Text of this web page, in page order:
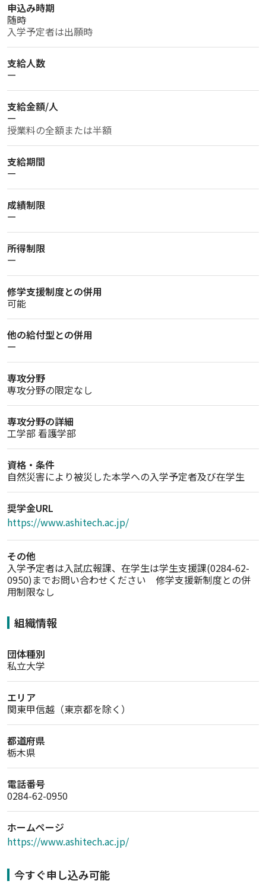
申込み時期
随時
入学予定者は出願時
支給人数
ー
支給金額/人
ー
授業料の全額または半額
支給期間
ー
成績制限
ー
所得制限
ー
修学支援制度との併用
可能
他の給付型との併用
ー
専攻分野
専攻分野の限定なし
専攻分野の詳細
工学部 看護学部
資格・条件
自然災害により被災した本学への入学予定者及び在学生
奨学金URL
https://www.ashitech.ac.jp/
その他
入学予定者は入試広報課、在学生は学生支援課(0284-62-
0950)までお問い合わせください　修学支援新制度との併
用制限なし
組織情報
団体種別
私立大学
エリア
関東甲信越（東京都を除く）
都道府県
栃木県
電話番号
0284-62-0950
ホームページ
https://www.ashitech.ac.jp/
今すぐ申し込み可能